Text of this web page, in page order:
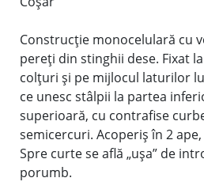
Construcţie monocelulară cu
pereţi din stinghii dese. Fixat
colţuri şi pe mijlocul laturilor
ce unesc stâlpii la partea
superioară, cu contrafise
semicercuri. Acoperiş în 2
Spre curte se află „uşa” de
porumb.